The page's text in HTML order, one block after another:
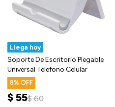
Llega hoy
Soporte De Escritorio Plegable
Universal Telefono Celular
8
$55$ 60